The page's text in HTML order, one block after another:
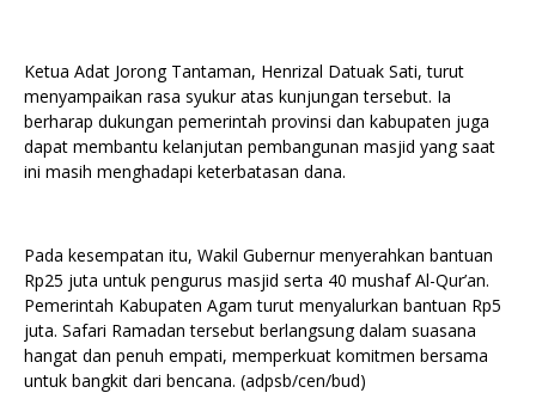
Ketua Adat Jorong Tantaman, Henrizal Datuak Sati, turut
menyampaikan rasa syukur atas kunjungan tersebut. Ia
berharap dukungan pemerintah provinsi dan kabupaten juga
dapat membantu kelanjutan pembangunan masjid yang saat
ini masih menghadapi keterbatasan dana.
Pada kesempatan itu, Wakil Gubernur menyerahkan bantuan
Rp25 juta untuk pengurus masjid serta 40 mushaf Al-Qur’an.
Pemerintah Kabupaten Agam turut menyalurkan bantuan Rp5
juta. Safari Ramadan tersebut berlangsung dalam suasana
hangat dan penuh empati, memperkuat komitmen bersama
untuk bangkit dari bencana. (adpsb/cen/bud)